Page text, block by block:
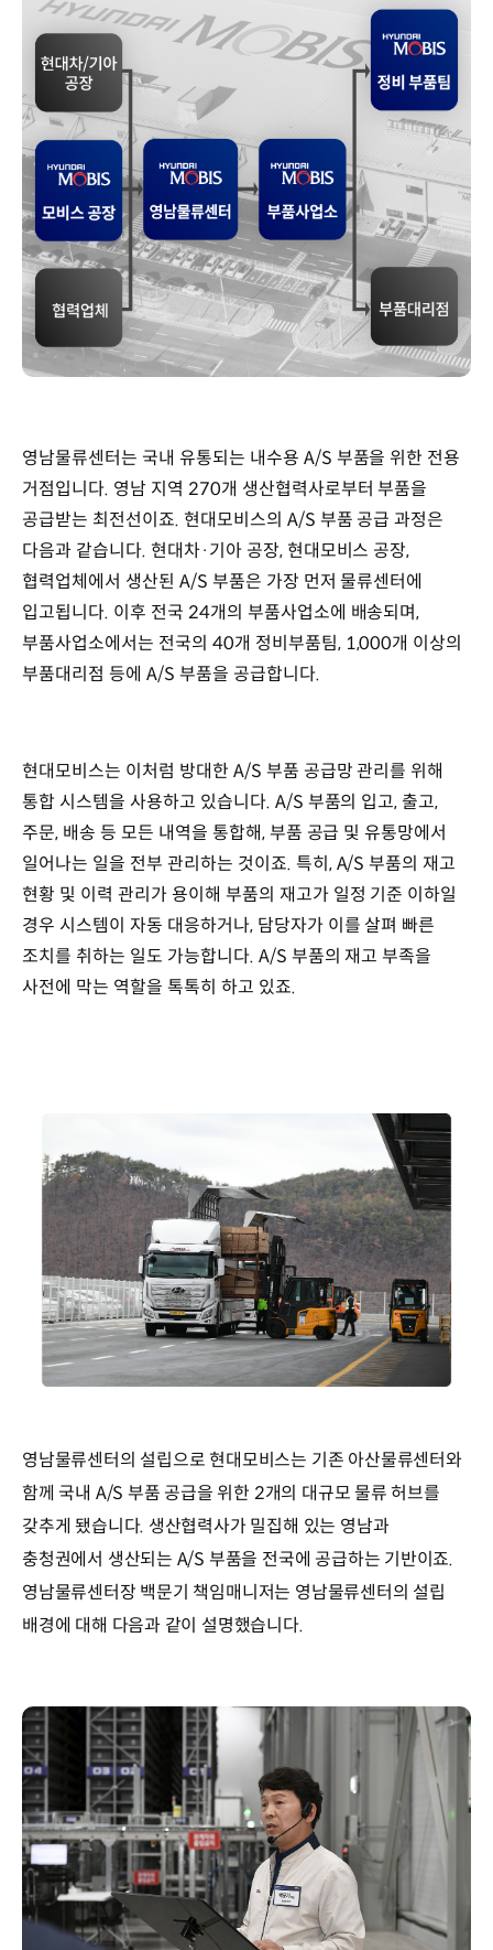
영남물류센터는 국내 유통되는 내수용 A/S 부품을 위한 전용
거점입니다. 영남 지역 270개 생산협력사로부터 부품을
공급받는 최전선이죠. 현대모비스의 A/S 부품 공급 과정은
다음과 같습니다. 현대차·기아 공장, 현대모비스 공장,
협력업체에서 생산된 A/S 부품은 가장 먼저 물류센터에
입고됩니다. 이후 전국 24개의 부품사업소에 배송되며,
부품사업소에서는 전국의 40개 정비부품팀, 1,000개 이상의
부품대리점 등에 A/S 부품을 공급합니다.
현대모비스는 이처럼 방대한 A/S 부품 공급망 관리를 위해
통합 시스템을 사용하고 있습니다. A/S 부품의 입고, 출고,
주문, 배송 등 모든 내역을 통합해, 부품 공급 및 유통망에서
일어나는 일을 전부 관리하는 것이죠. 특히, A/S 부품의 재고
현황 및 이력 관리가 용이해 부품의 재고가 일정 기준 이하일
경우 시스템이 자동 대응하거나, 담당자가 이를 살펴 빠른
조치를 취하는 일도 가능합니다. A/S 부품의 재고 부족을
사전에 막는 역할을 톡톡히 하고 있죠.
영남물류센터의 설립으로 현대모비스는 기존 아산물류센터와
함께 국내 A/S 부품 공급을 위한 2개의 대규모 물류 허브를
갖추게 됐습니다. 생산협력사가 밀집해 있는 영남과
충청권에서 생산되는 A/S 부품을 전국에 공급하는 기반이죠.
영남물류센터장 백문기 책임매니저는 영남물류센터의 설립
배경에 대해 다음과 같이 설명했습니다.